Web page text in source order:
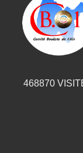
468870